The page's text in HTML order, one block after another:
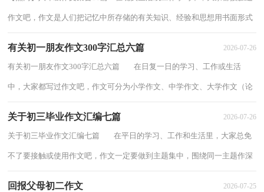
作文吧，作文是人们把记忆中所存储的有关知识、经验和思想用书面形式
有关初一朋友作文300字汇总六篇 2026-07-26
有关初一朋友作文300字汇总六篇 在日复一日的学习、工作或生活
中，大家都写过作文吧，作文可分为小学作文、中学作文、大学作文（论
关于初三毕业作文汇编七篇 2026-07-26
关于初三毕业作文汇编七篇 在平日的学习、工作和生活里，大家总免
不了要接触或使用作文吧，作文一定要做到主题集中，围绕同一主题作深
回报父母初二作文 2026-07-25